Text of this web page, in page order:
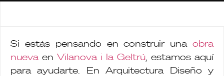
Si estás pensando en construir una obra
nueva en Vilanova i la Geltrú , estamos aquí
para ayudarte. En Arquitectura Diseño y